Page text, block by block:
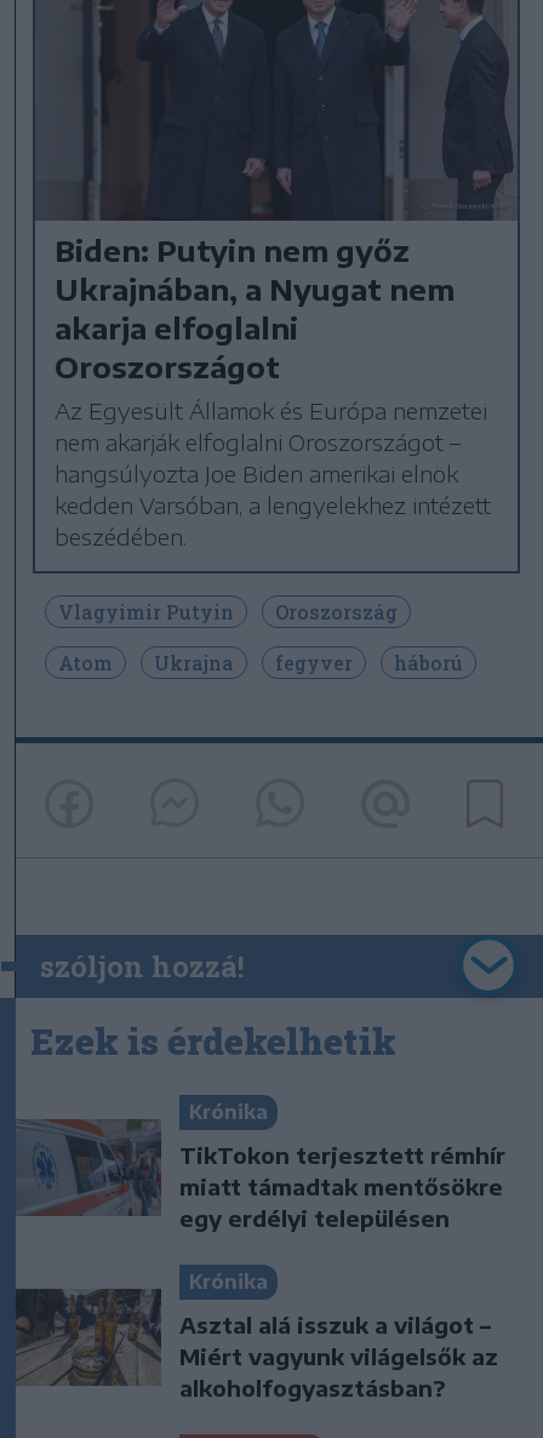
Biden: Putyin nem győz
Ukrajnában, a Nyugat nem
akarja elfoglalni
Oroszországot
Az Egyesült Államok és Európa nemzetei
nem akarják elfoglalni Oroszországot –
hangsúlyozta Joe Biden amerikai elnök
kedden Varsóban, a lengyelekhez intézett
beszédében.
Vlagyimir Putyin
Oroszország
Atom
Ukrajna fegyver háború
szóljon hozzá!
Ezek is érdekelhetik
Krónika
TikTokon terjesztett rémhír
miatt támadtak mentősökre
egy erdélyi településen
Krónika
Asztal alá isszuk a világot –
Miért vagyunk világelsők az
alkoholfogyasztásban?